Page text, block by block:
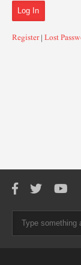
Register|Lost